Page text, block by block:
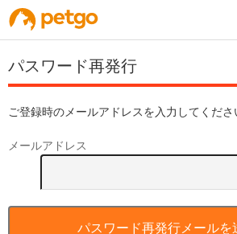
パスワード再発行
ご登録時のメールアドレスを入力してくださ
メールアドレス
パスワード再発行メールを